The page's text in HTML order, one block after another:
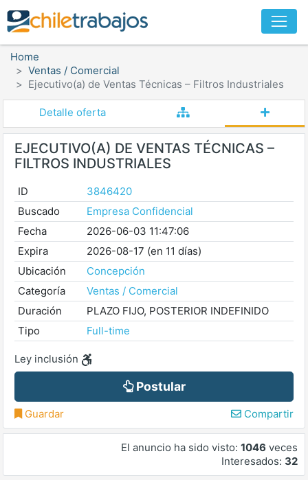
Home
Ventas / Comercial
Ejecutivo(a) de Ventas Técnicas – Filtros Industriales
Detalle oferta
EJECUTIVO(A) DE VENTAS TÉCNICAS –
FILTROS INDUSTRIALES
ID
3846420
Buscado
Empresa Confidencial
Fecha
2026-06-03 11:47:06
Expira
2026-08-17 (en 11 días)
Ubicación
Concepción
Categoría
Ventas / Comercial
Duración
PLAZO FIJO, POSTERIOR INDEFINIDO
Tipo
Full-time
Ley inclusión
Postular
Guardar Compartir
El anuncio ha sido visto: 1046 veces
Interesados: 32